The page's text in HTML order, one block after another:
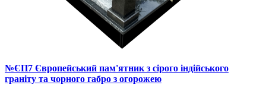
№ЄП7 Європейський пам'ятник з сірого індійського
граніту та чорного габро з огорожею